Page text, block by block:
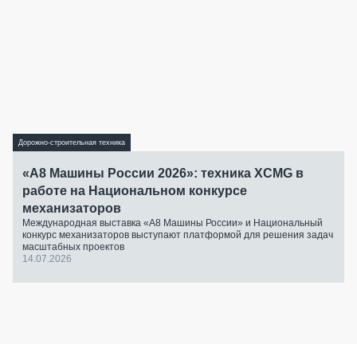
Дорожно-строительная техника
«А8 Машины России 2026»: техника XCMG в
работе на Национальном конкурсе
механизаторов
Международная выставка «А8 Машины России» и Национальный
конкурс механизаторов выступают платформой для решения задач
масштабных проектов
14.07.2026